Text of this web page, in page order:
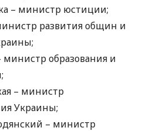
– министр юстиции;
развития общин и
министр образования и
– министр
Украины;
– министр